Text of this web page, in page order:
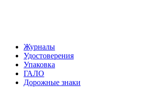
Журналы
Удостоверения
Упаковка
ГАЛО
Дорожные знаки